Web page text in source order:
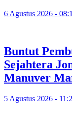
6 Agustus 2026 -
Buntut
Sejahtera
Manuver
5 Agustus 2026 -